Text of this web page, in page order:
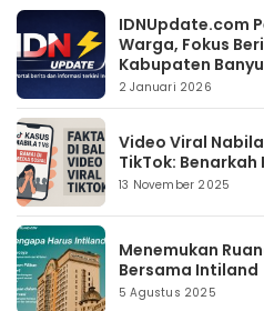
IDNUpdate.com
Warga, Fokus
Kabupaten
2 Januari 2026
Video Viral
TikTok:
13 November 2025
Menemukan
Bersama Intiland
5 Agustus 2025